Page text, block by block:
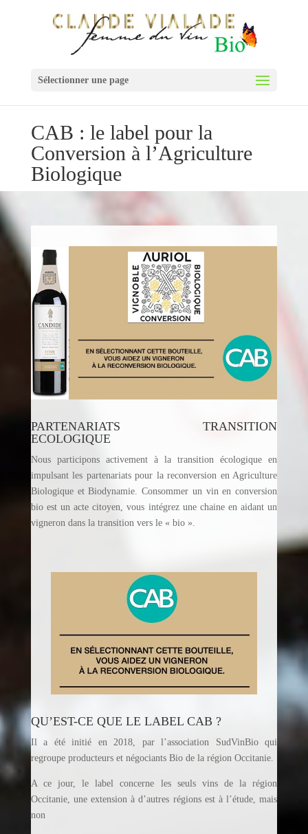
Sélectionner une page
CAB : le label pour la
Conversion à l’Agriculture
Biologique
PARTENARIATS TRANSITION
ECOLOGIQUE
Nous participons activement à la transition écologique en
impulsant les partenariats pour la reconversion en Agriculture
Biologique et Biodynamie. Consommer un vin en conversion
bio est un acte citoyen, vous intégrez une chaine en aidant un
vigneron dans la transition vers le « bio ».
QU’EST-CE QUE LE LABEL CAB ?
Il a été initié en 2018, par l’association SudVinBio qui
regroupe producteurs et négociants Bio de la région Occitanie.
A ce jour, le label concerne les seuls vins de la région
Occitanie, une extension à d’autres régions est à l’étude, mais
non